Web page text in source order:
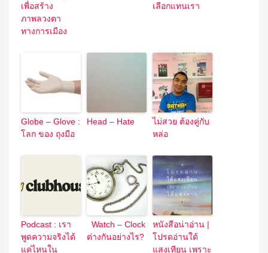
เพื่อสร้าง
ภาพลวงตา
ทางการเมือง
เลือกแทนเรา
Globe – Glove :
โลก ของ ถุงมือ
Head – Hate
ไม่สวย ต้องคู่กับ
หล่อ
Podcast : เรา
พูดความจริงได้
แค่ไหนใน
Watch – Clock
ต่างกันอย่างไร?
หนังสือน่าอ่าน |
โปรดอ่านใต้
แสงเทียน เพราะ